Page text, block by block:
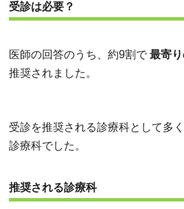
受診は必要？
医師の回答のうち、約9割で 最寄
推奨されました。
受診を推奨される診療科として多
診療科でした。
推奨される診療科